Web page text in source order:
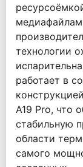
технологии
работает в
A19 Pro, что
стабильную
области
самого